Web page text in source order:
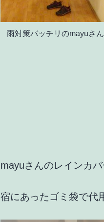
雨対策バッチリのmayuさん
mayuさんのレインカ
宿にあったゴミ袋で代